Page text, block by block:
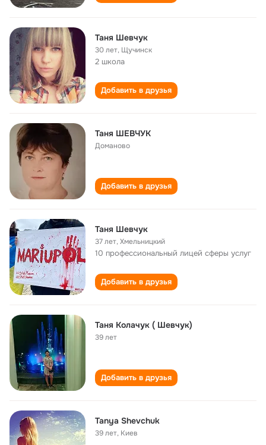
Таня Шевчук
30 лет, Щучинск
2 школа
Добавить в друзья
Таня ШЕВЧУК
Доманово
Добавить в друзья
Таня Шевчук
37 лет,Хмельницкий
10 профессиональный лицей сферы услуг
Добавить в друзья
Таня Колачук ( Шевчук)
39 лет
Добавить в друзья
Tanya Shevchuk
39 лет, Киев